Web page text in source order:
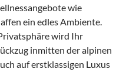
wie
ein edles Ambiente.
wird Ihr
inmitten der alpinen
auf erstklassigen Luxus